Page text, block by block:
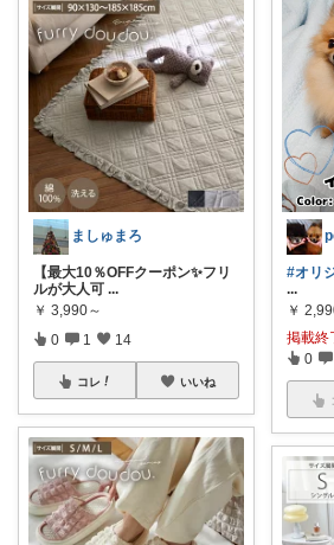
ましゅまろ
【最大10％OFFクーポン✨フリ
ルが大人可 ...
￥ 3,990～
0 1 14
コレ いいね
#オリ
...
￥
掲載終
0